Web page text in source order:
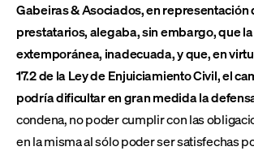
Gabeiras & Asociados, en representación
prestatarios, alegaba, sin embargo, que
extemporánea, inadecuada, y que, en
17.2 de la Ley de Enjuiciamiento Civil, el
podría dificultar en gran medida la
condena, no poder cumplir con las
en la misma al sólo poder ser satisfechas